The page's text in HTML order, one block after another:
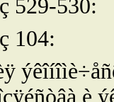
529-530:
104:
è